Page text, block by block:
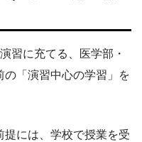
習に充てる、医学部・
の「演習中心の学習」を
提には、学校で授業を受